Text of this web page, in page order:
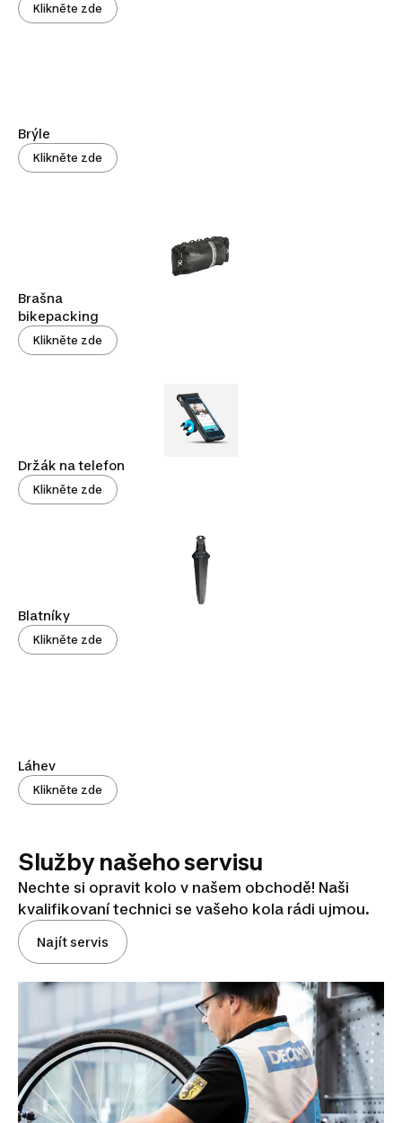
Klikněte zde
Brýle
Klikněte zde
Brašna
bikepacking
Klikněte zde
Držák na telefon
Klikněte zde
Blatníky
Klikněte zde
Láhev
Klikněte zde
Služby našeho servisu
Nechte si opravit kolo v našem obchodě! Naši
kvalifikovaní technici se vašeho kola rádi ujmou.
Najít servis